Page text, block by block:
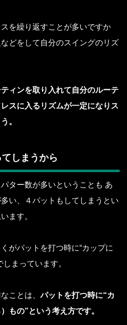
を繰り返すことが多いですか
どをして自分のスイングのリズ
ィンを取り入れて自分のルーテ
スに入るリズムが一定になりス
。
しまうから
ター数が多いということも あ
い、４パットもしてしまうとい
ます。
がパットを打つ時に“カップに
まっています。
ことは、パットを打つ時に“カ
もの”という考え方です。